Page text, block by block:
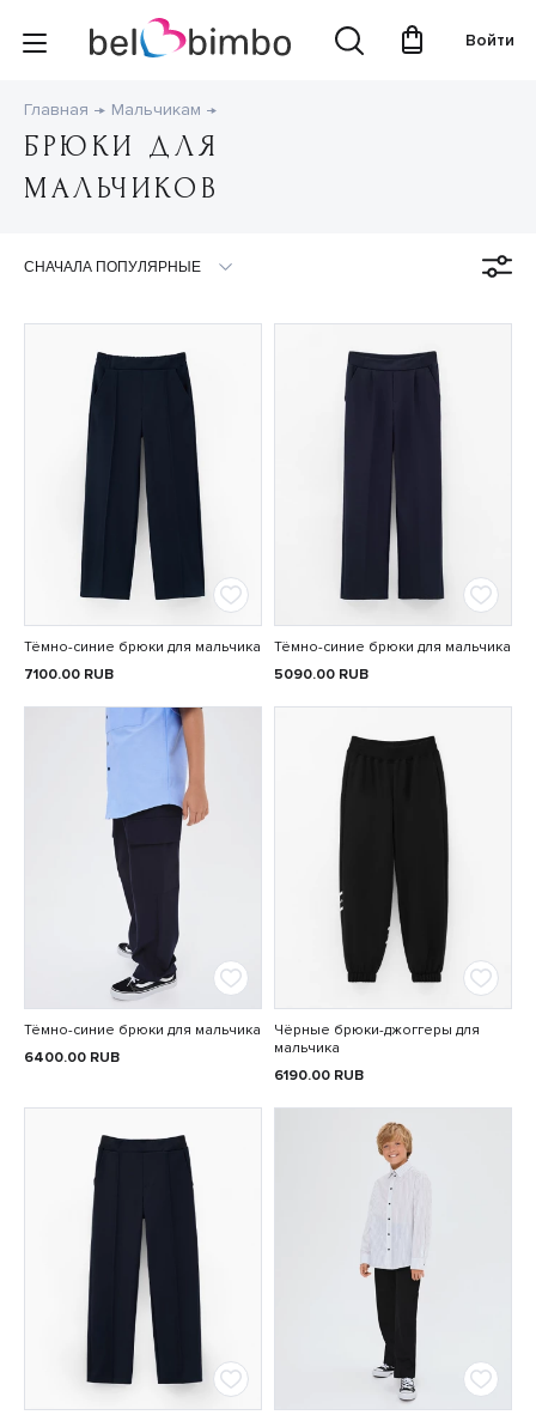
Войти
Главная Мальчикам
БРЮКИ ДЛЯ
МАЛЬЧИКОВ
Тёмно-синие брюки для мальчика
7100.00 RUB
Тёмно-синие брюки для мальчика
5090.00 RUB
Тёмно-синие брюки для мальчика
6400.00 RUB
Чёрные брюки-джоггеры для
мальчика
6190.00 RUB